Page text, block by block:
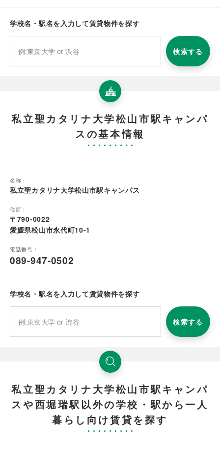
学校名・駅名を入力して賃貸物件を探す
検索する
私立聖カタリナ大学松山市駅キャンパ
スの基本情報
名称：
私立聖カタリナ大学松山市駅キャンパス
住所：
〒790-0022
愛媛県松山市永代町10-1
電話番号：
089-947-0502
学校名・駅名を入力して賃貸物件を探す
検索する
私立聖カタリナ大学松山市駅キャンパ
スや西堀瑞駅以外の学校・駅から一人
暮らし向け賃貸を探す